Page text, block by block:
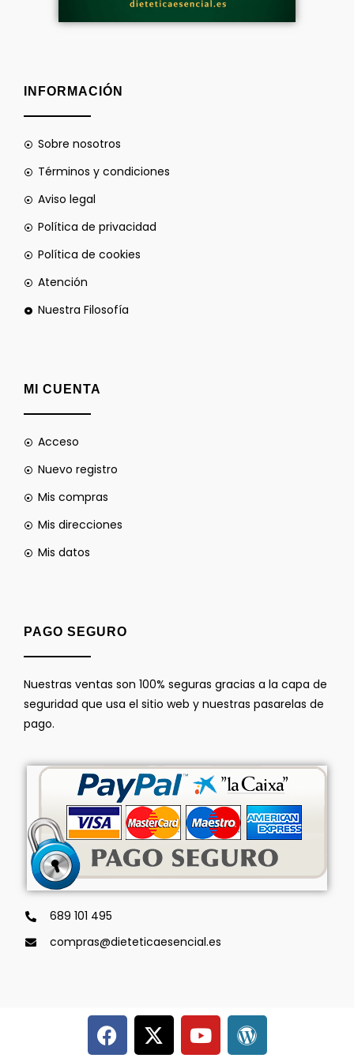
INFORMACIÓN
Sobre nosotros
Términos y condiciones
Aviso legal
Política de privacidad
Política de cookies
Atención
Nuestra Filosofía
MI CUENTA
Acceso
Nuevo registro
Mis compras
Mis direcciones
Mis datos
PAGO SEGURO
Nuestras ventas son 100% seguras gracias a la capa de
seguridad que usa el sitio web y nuestras pasarelas de
pago.
689 101 495
compras@dieteticaesencial.es